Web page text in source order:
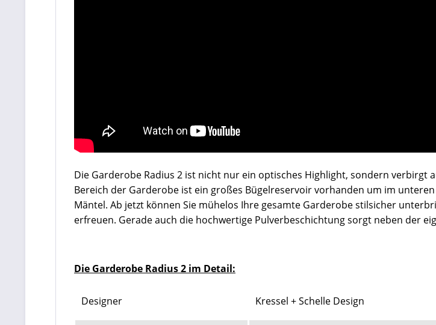
Die Garderobe Radius 2 ist nicht nur ein optisches Highlight, sondern verbirgt
Bereich der Garderobe ist ein großes Bügelreservoir vorhanden um im
Mäntel. Ab jetzt können Sie mühelos Ihre gesamte Garderobe stilsicher
erfreuen. Gerade auch die hochwertige Pulverbeschichtung sorgt neben der
Die Garderobe Radius 2 im Detail:
Designer Kressel + Schelle Design